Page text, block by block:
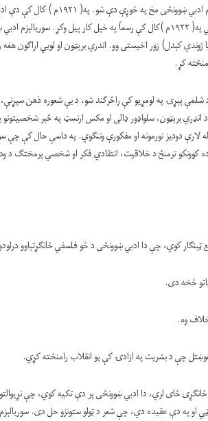
سوریالېزم یا حقیقتپالنه کوم وخت چې د
ښوونځي ته پرېښود او د سوریالېزم ادبي ښوونځي په( ۱۹۲۲م )کال کې رسماً په خپل
کېدل) زور اخیستی وو. اندري برېټون او لویي اراګون هغه
کړ.
پېړۍ په لومړیو کې راڅرګند شو، د بې شعوره ذهن سپړنې، د
برېټون، سلواډور ډالی او مکس ارنسټ په څېر
دودیز نورمونه او مفکورې وننګوي. په داسې حال کې چې
ترمنځ د خلاقیت، انتقادي فکر او شخصي پرمختګ د
ځانګړی ځای لري، دا ادبي ښوونځی پر دې تکیه کوي، چې
او په دې عقیده دي، چې شعر د ټولو ستونزو حل دی.